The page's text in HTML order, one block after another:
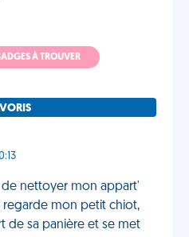
À TROUVER
nettoyer mon appart'
regarde mon petit chiot,
de sa panière et se met